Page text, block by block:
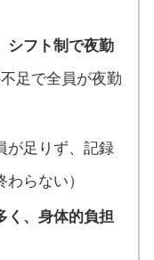
シフト制で夜勤
足で全員が夜勤
が足りず、記録
らない）
く、身体的負担